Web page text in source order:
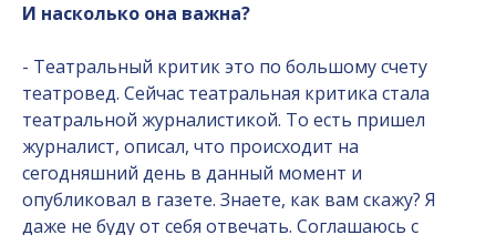
И насколько она важна?
- Театральный критик это по большому счету
театровед. Сейчас театральная критика стала
театральной журналистикой. То есть пришел
журналист, описал, что происходит на
сегодняшний день в данный момент и
опубликовал в газете. Знаете, как вам скажу? Я
даже не буду от себя отвечать. Соглашаюсь с